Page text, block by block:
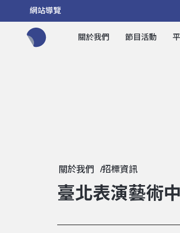
網站導覽
關於我們 節目活動
關於我們 招標資訊
臺北表演藝術